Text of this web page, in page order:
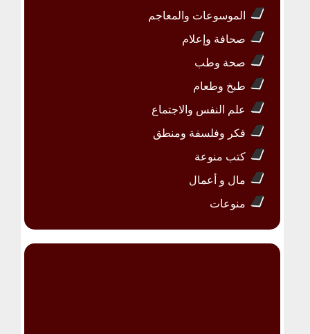
الموسوعات والمعاجم
صحافة وإعلام
صحة وطب
طبخ وطعام
علم النفس والاجتماع
فكر وفلسفة ومنطق
كتب منوعة
مال و أعمال
منوعات